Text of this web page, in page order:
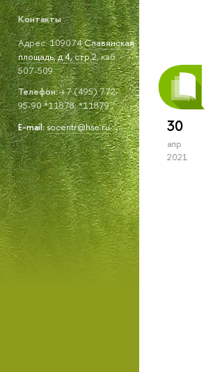
Контакты
Адрес: 109074Славянская
площадь, д.4, стр.2, каб.
507-509
Телефон:+7 (495) 772-
95-90 *11878; *11879
E-mail:socentr@hse.ru 30
апр
2021